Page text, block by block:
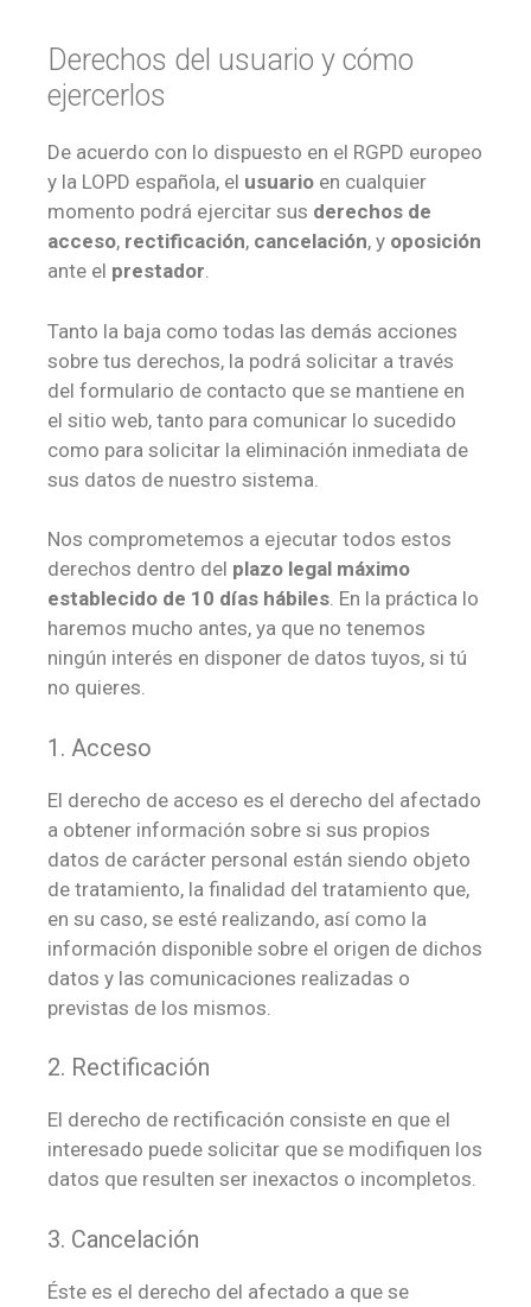
Derechos del usuario y cómo
ejercerlos
De acuerdo con lo dispuesto en el RGPD europeo
y la LOPD española, el usuario en cualquier
momento podrá ejercitar sus derechos de
acceso, rectificación, cancelación, y oposición
ante el prestador.
Tanto la baja como todas las demás acciones
sobre tus derechos, la podrá solicitar a través
del formulario de contacto que se mantiene en
el sitio web, tanto para comunicar lo sucedido
como para solicitar la eliminación inmediata de
sus datos de nuestro sistema.
Nos comprometemos a ejecutar todos estos
derechos dentro del plazo legal máximo
establecido de 10 días hábiles. En la práctica lo
haremos mucho antes, ya que no tenemos
ningún interés en disponer de datos tuyos, si tú
no quieres.
1. Acceso
El derecho de acceso es el derecho del afectado
a obtener información sobre si sus propios
datos de carácter personal están siendo objeto
de tratamiento, la finalidad del tratamiento que,
en su caso, se esté realizando, así como la
información disponible sobre el origen de dichos
datos y las comunicaciones realizadas o
previstas de los mismos.
2. Rectificación
El derecho de rectificación consiste en que el
interesado puede solicitar que se modifiquen los
datos que resulten ser inexactos o incompletos.
3. Cancelación
Éste es el derecho del afectado a que se